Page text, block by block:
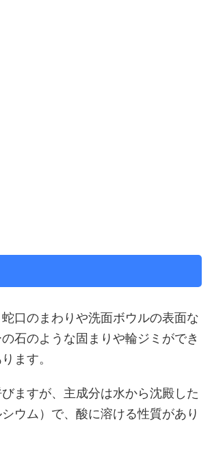
口のまわりや洗面ボウルの表面な
石のような固まりや輪ジミができ
ます。
ますが、主成分は水から沈殿した
ウム）で、酸に溶ける性質があり